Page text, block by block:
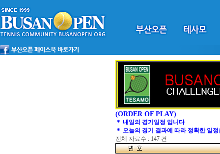
(ORDER OF PLAY)
＊ 내일의 경기일정 입니다
＊ 오늘의 경기 결과에 따라 정확한 일
전체 자료수 : 147 건